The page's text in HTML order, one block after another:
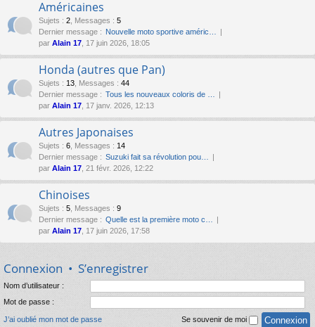
Américaines
Sujets : 2 Messages : 5
Dernier message : Nouvelle moto sportive améric…
par Alain 17 , 17 juin 2026, 18:05
Honda (autres que Pan)
Sujets : 13 Messages : 44
Dernier message : Tous les nouveaux coloris de …
par Alain 17 , 17 janv. 2026, 12:13
Autres Japonaises
Sujets : 6 Messages : 14
Dernier message : Suzuki fait sa révolution pou…
par Alain 17 , 21 févr. 2026, 12:22
Chinoises
Sujets : 5 Messages : 9
Dernier message : Quelle est la première moto c…
par Alain 17 , 17 juin 2026, 17:58
Connexion • S’enregistrer
Nom d’utilisateur :
Mot de passe :
J’ai oublié mon mot de passe Se souvenir de moi